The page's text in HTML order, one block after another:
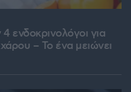
ενδοκρινολόγοι για
– Το ένα μειώνει